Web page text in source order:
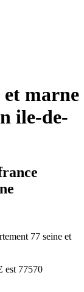
marne
ile-de-
77 seine et
est 77570